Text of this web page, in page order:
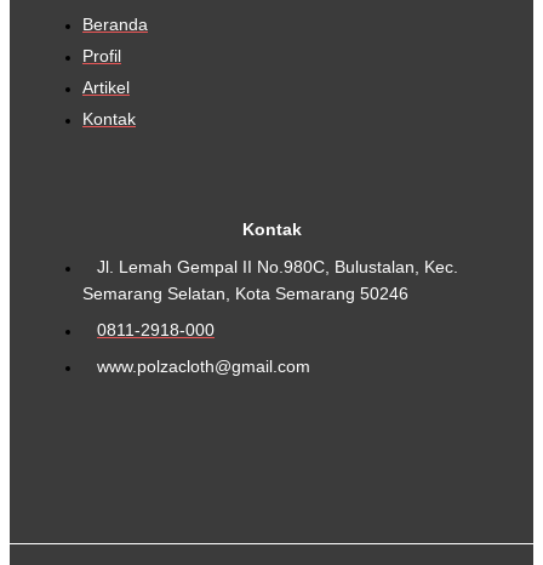
Beranda
Profil
Artikel
Kontak
Kontak
Jl. Lemah Gempal II No.980C, Bulustalan, Kec.
Semarang Selatan, Kota Semarang 50246
0811-2918-000
www.polzacloth@gmail.com